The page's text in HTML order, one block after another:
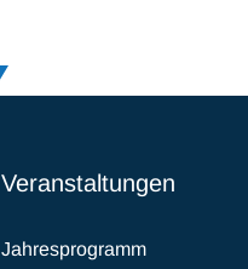
Veranstaltungen
Jahresprogramm